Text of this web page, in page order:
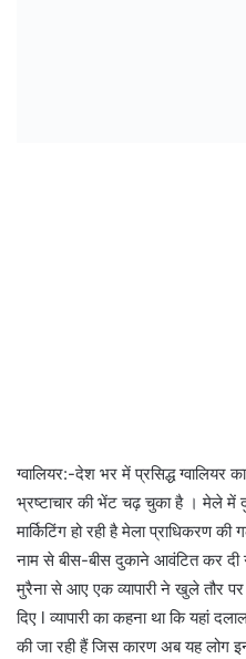
ग्वालियर:-देश भर में प्रसिद्ध ग्वालियर
भ्रष्टाचार की भेंट चढ़ चुका है । मेले
मार्किटिंग हो रही है मेला प्राधिकरण
नाम से बीस-बीस दुकाने आवंटित कर
मुरैना से आए एक व्यापारी ने खुले तौर
दिए l व्यापारी का कहना था कि यहां
की जा रही हैं जिस कारण अब यह लोग